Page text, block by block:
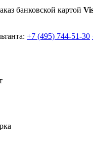
банковской картой
+7 (495) 744-51-30